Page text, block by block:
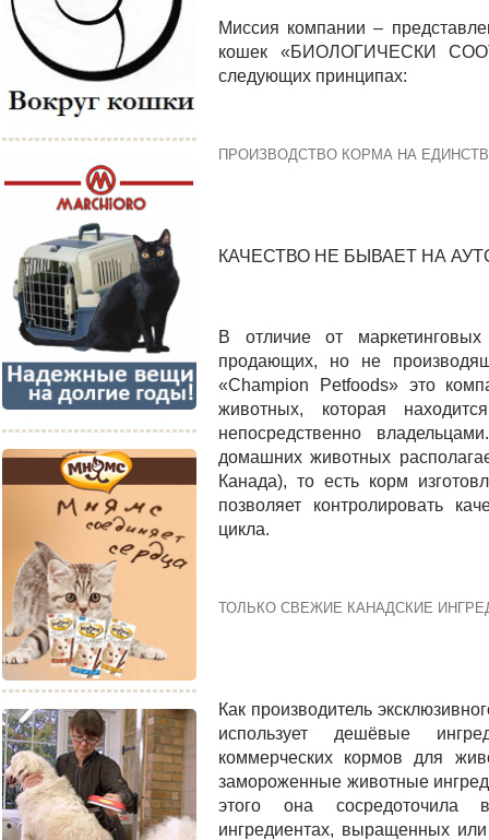
Миссия компании –
кошек «БИОЛОГИЧЕСКИ
следующих принципах:
ПРОИЗВОДСТВО КОРМА НА
КАЧЕСТВО НЕ БЫВАЕТ НА
В отличие от
продающих, но не
«Champion Petfoods» это
животных, которая
непосредственно
домашних животных
Канада), то есть корм
позволяет контролировать
цикла.
ТОЛЬКО СВЕЖИЕ КАНАДСКИЕ
Как производитель
использует дешёвые
коммерческих кормов для
замороженные животные
этого она сосредоточила
ингредиентах, выращенных